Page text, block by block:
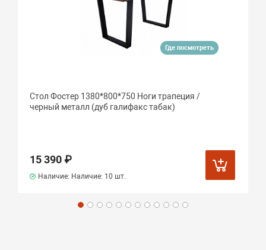
Где посмотреть
Стол Фостер 1380*800*750 Ноги трапеция /
черный металл (дуб галифакс табак)
15 390 ₽
Наличие: Наличие: 10 шт.